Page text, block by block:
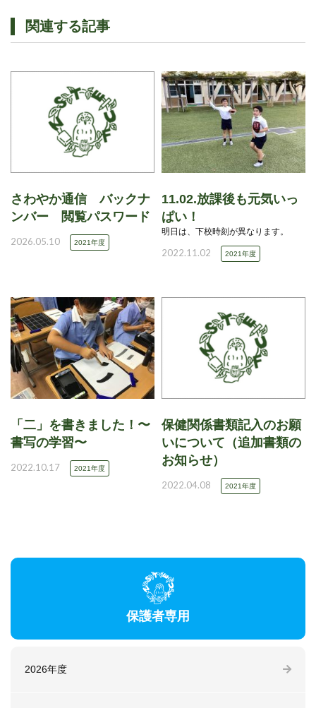
関連する記事
さわやか通信 バックナ
ンバー 閲覧パスワード
2026.05.10 2021年度
11.02.放課後も元気いっ
ぱい！
明日は、下校時刻が異なります。
2022.11.02 2021年度
「二」を書きました！〜
書写の学習〜
2022.10.17 2021年度
保健関係書類記入のお願
いについて（追加書類の
お知らせ）
2022.04.08 2021年度
保護者専用
2026年度